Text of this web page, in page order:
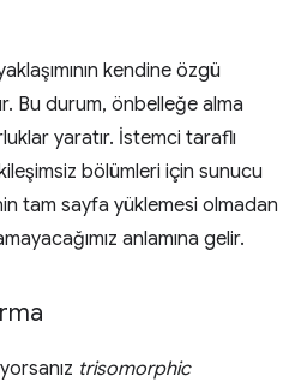
kendine özgü
Bu durum, önbelleğe alma
yaratır. İstemci taraflı
bölümleri için sunucu
tam sayfa yüklemesi olmadan
anlamına gelir.
trisomorphic